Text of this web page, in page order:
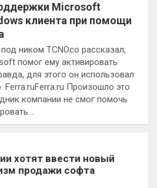
Microsoft
клиента при помощи
ником TCNOco рассказал,
помог ему активировать
для этого он использовал
Ferra.ruFerra.ru Произошло это
компании не смог помочь
хотят ввести новый
продажи софта